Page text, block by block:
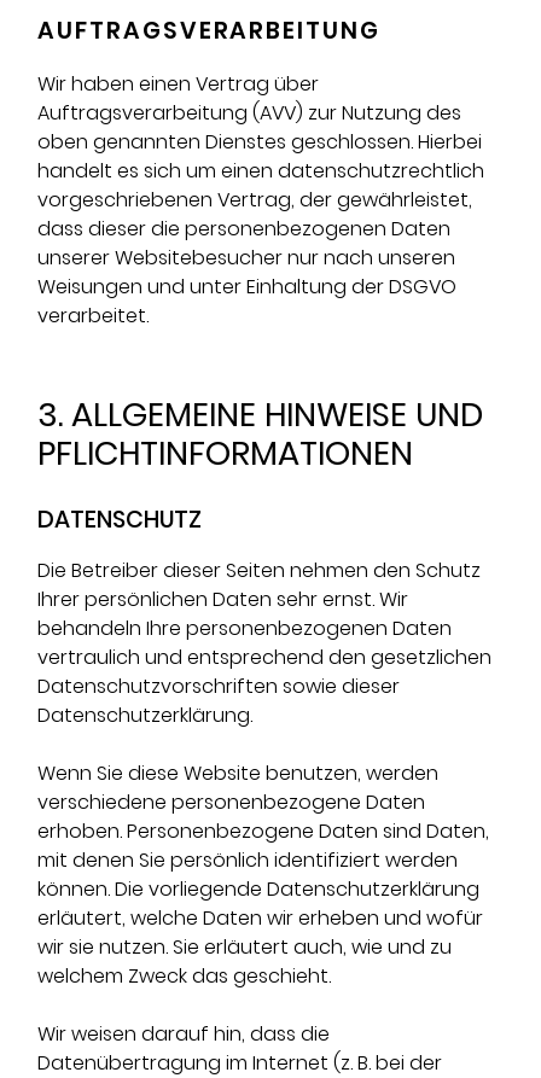
AUFTRAGSVERARBEITUNG
Wir haben einen Vertrag über
Auftragsverarbeitung (AVV) zur Nutzung des
oben genannten Dienstes geschlossen. Hierbei
handelt es sich um einen datenschutzrechtlich
vorgeschriebenen Vertrag, der gewährleistet,
dass dieser die personenbezogenen Daten
unserer Websitebesucher nur nach unseren
Weisungen und unter Einhaltung der DSGVO
verarbeitet.
3. ALLGEMEINE HINWEISE UND
PFLICHT­INFORMATIONEN
DATENSCHUTZ
Die Betreiber dieser Seiten nehmen den Schutz
Ihrer persönlichen Daten sehr ernst. Wir
behandeln Ihre personenbezogenen Daten
vertraulich und entsprechend den gesetzlichen
Datenschutzvorschriften sowie dieser
Datenschutzerklärung.
Wenn Sie diese Website benutzen, werden
verschiedene personenbezogene Daten
erhoben. Personenbezogene Daten sind Daten,
mit denen Sie persönlich identifiziert werden
können. Die vorliegende Datenschutzerklärung
erläutert, welche Daten wir erheben und wofür
wir sie nutzen. Sie erläutert auch, wie und zu
welchem Zweck das geschieht.
Wir weisen darauf hin, dass die
Datenübertragung im Internet (z. B. bei der